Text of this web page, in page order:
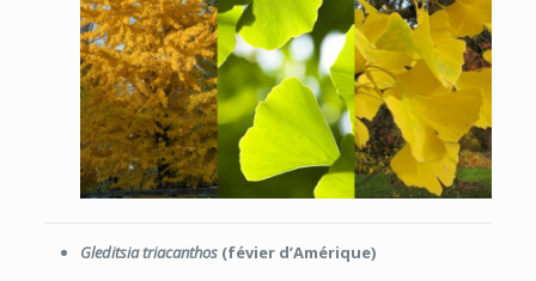
Gleditsia triacanthos(févier d’Amérique)